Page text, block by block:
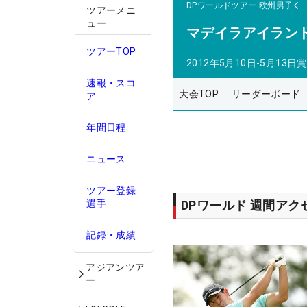
ツアーメニ
ュー
ツアーTOP
速報・スコ
ア
年間日程
ニュース
ツアー登録
選手
記録・成績
アジアンツア
ー
DPワールドツアー 欧州男子
マデイラアイラン
2012年5月10日-5月13日
大会TOP リーダーボード
DPワールド 週間アク